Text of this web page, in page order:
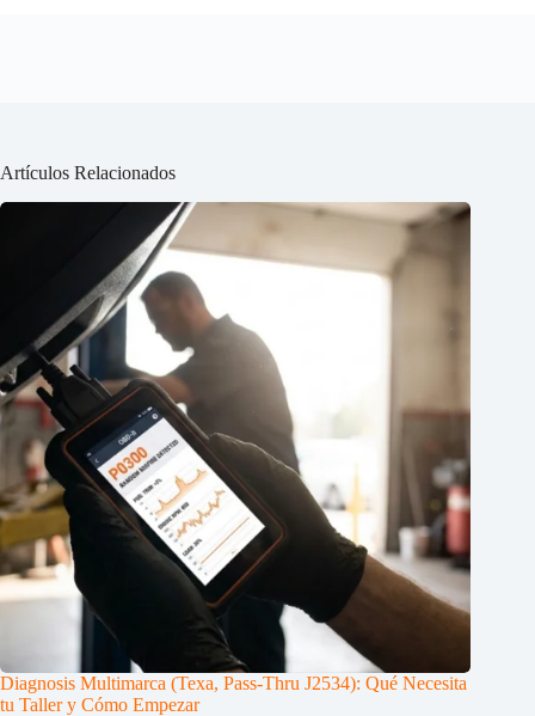
Artículos Relacionados
Diagnosis Multimarca (Texa, Pass-Thru J2534): Qué Necesita
tu Taller y Cómo Empezar